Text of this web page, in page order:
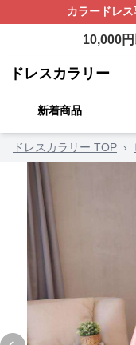
カラードレス
10,000
ドレスカラリー
新着商品
ドレスカラリー TOP ›